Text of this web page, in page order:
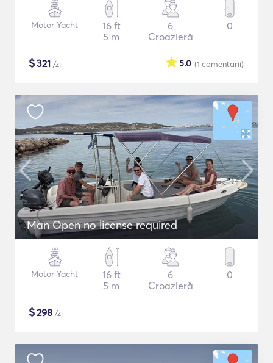
Motor Yacht
16 ft
5 m
6
Croazieră
0
$321 /zi (1 comentarii)
5.0
Man Open no license required
Motor Yacht
16 ft
5 m
6
Croazieră
0
$298 /zi